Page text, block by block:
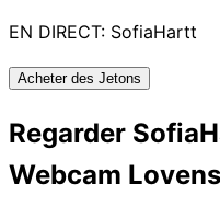
EN DIRECT: SofiaHartt
Acheter des Jetons
Regarder
Webcam